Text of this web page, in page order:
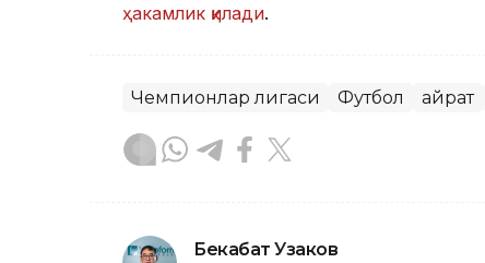
ҳакамлик қилади.
Чемпионлар лигаси Футбол Қайрат
Бекабат Узаков